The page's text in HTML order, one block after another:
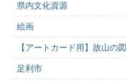
県内文化資源
絵画
【アートカード用】故山の図
足利市